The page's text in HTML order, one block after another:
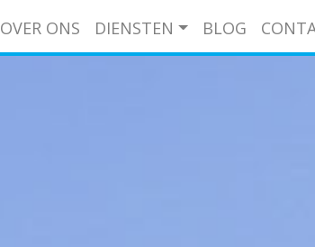
OVER ONS DIENSTEN BLOG